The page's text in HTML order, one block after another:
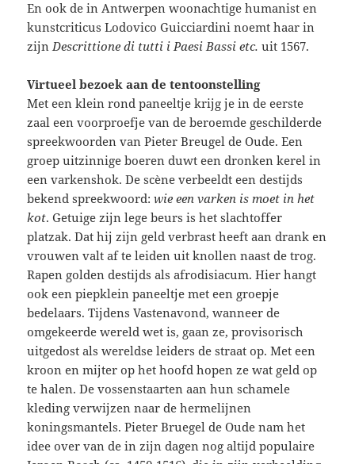
En ook de in Antwerpen woonachtige humanist en
kunstcriticus Lodovico Guicciardini noemt haar in
zijnDescrittione di tutti i Paesi Bassi etc.uit 1567.
Virtueel bezoek aan de tentoonstelling
Met een klein rond paneeltje krijg je in de eerste
zaal een voorproefje van de beroemde geschilderde
spreekwoorden van Pieter Breugel de Oude. Een
groep uitzinnige boeren duwt een dronken kerel in
een varkenshok. De scène verbeeldt een destijds
bekend spreekwoord:wie een varken is moet in het
kot. Getuige zijn lege beurs is het slachtoffer
platzak. Dat hij zijn geld verbrast heeft aan drank en
vrouwen valt af te leiden uit knollen naast de trog.
Rapen golden destijds als afrodisiacum. Hier hangt
ook een piepklein paneeltje met een groepje
bedelaars. Tijdens Vastenavond, wanneer de
omgekeerde wereld wet is, gaan ze, provisorisch
uitgedost als wereldse leiders de straat op. Met een
kroon en mijter op het hoofd hopen ze wat geld op
te halen. De vossenstaarten aan hun schamele
kleding verwijzen naar de hermelijnen
koningsmantels. Pieter Bruegel de Oude nam het
idee over van de in zijn dagen nog altijd populaire